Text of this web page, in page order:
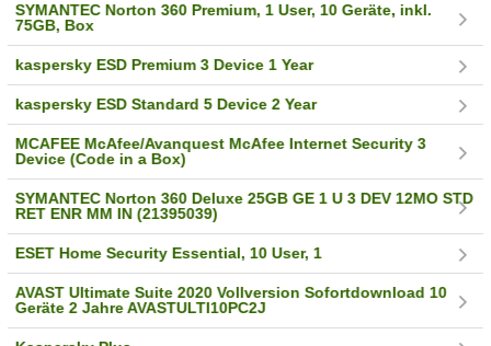
SYMANTEC Norton 360 Premium, 1 User, 10 Geräte, inkl.
75GB, Box
kaspersky ESD Premium 3 Device 1 Year
kaspersky ESD Standard 5 Device 2 Year
MCAFEE McAfee/Avanquest McAfee Internet Security 3
Device (Code in a Box)
SYMANTEC Norton 360 Deluxe 25GB GE 1 U 3 DEV 12MO STD
RET ENR MM IN (21395039)
ESET Home Security Essential, 10 User, 1
AVAST Ultimate Suite 2020 Vollversion Sofortdownload 10
Geräte 2 Jahre AVASTULTI10PC2J